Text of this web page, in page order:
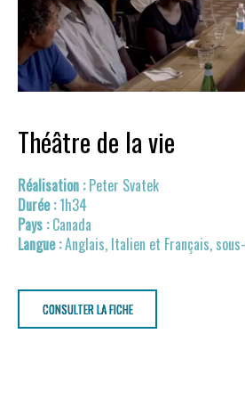
Théâtre de la vie
Peter Svatek
1h34
Canada
Anglais, Italien et Français,
CONSULTER LA FICHE